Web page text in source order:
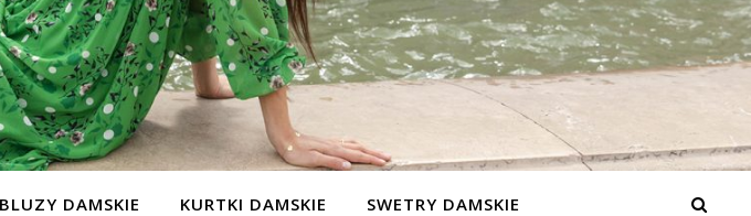
BLUZY DAMSKIE KURTKI DAMSKIE SWETRY DAMSKIE